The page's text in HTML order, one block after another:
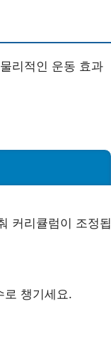
리적인 운동 효과
커리큘럼이 조정됩
로 챙기세요.